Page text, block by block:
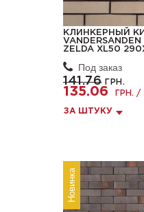
КЛИНКЕРНЫЙ
VANDERSANDEN
ZELDA XL50
Под заказ
141.76ГРН.
135.06 ГРН. /
ЗА ШТУКУ
Новинка